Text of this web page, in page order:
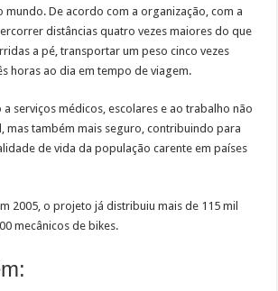
mundo. De acordo com a organização, com a
distâncias quatro vezes maiores do que
a pé, transportar um peso cinco vezes
horas ao dia em tempo de viagem.
a serviços médicos, escolares e ao trabalho não
mas também mais seguro, contribuindo para
de vida da população carente em países
2005, o projeto já distribuiu mais de 115 mil
mecânicos de bikes.